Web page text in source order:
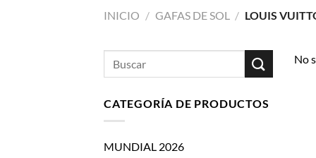
INICIO / GAFAS DE SOL / LOUIS
CATEGORÍA DE PRODUCTOS
MUNDIAL 2026
No